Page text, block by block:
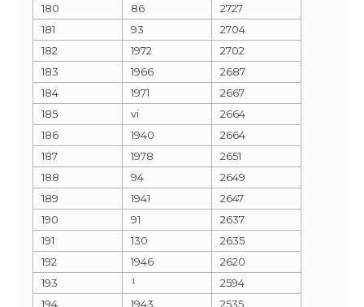
180
86
2727
181
93
2704
182
1972
2702
183
1966
2687
184
1971
2667
185
vi
2664
186
1940
2664
187
1978
2651
188
94
2649
189
1941
2647
190
91
2637
191
130
2635
192
1946
2620
193
¹
2594
194
1943 2535